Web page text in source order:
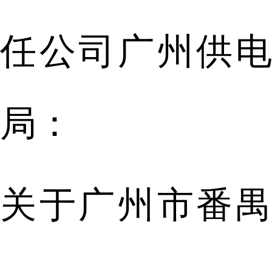
任公司广州供电
局：
关于广州市番禺